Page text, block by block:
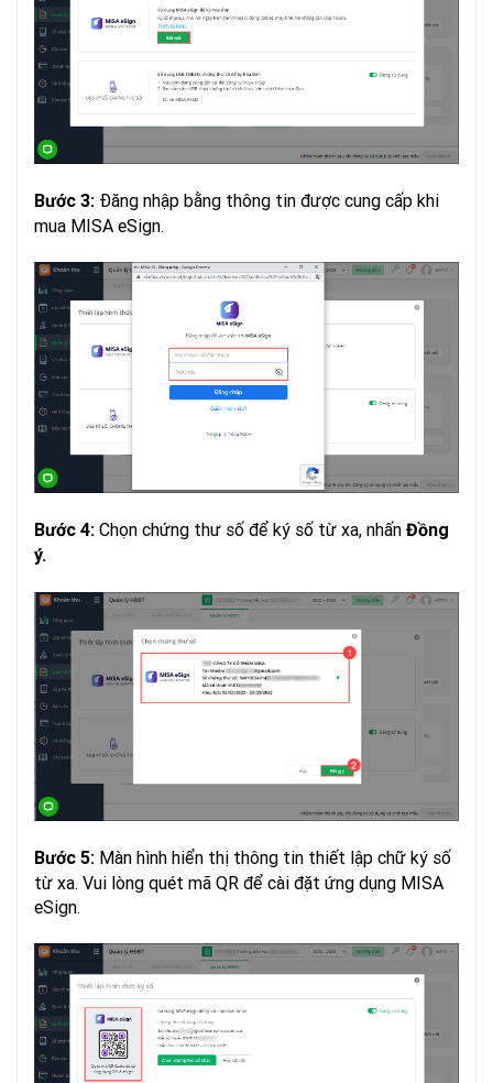
Bước 3: Đăng nhập bằng thông tin được cung cấp khi
mua MISA eSign.
Bước 4: Chọn chứng thư số để ký số từ xa, nhấn Đồng
ý.
Bước 5: Màn hình hiển thị thông tin thiết lập chữ ký số
từ xa. Vui lòng quét mã QR để cài đặt ứng dụng MISA
eSign.